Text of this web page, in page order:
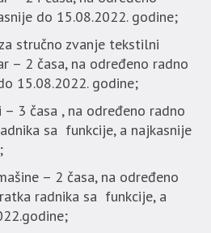
do 15.08.2022. godine;
stručno zvanje tekstilni
– 2 časa, na određeno radno
15.08.2022. godine;
3 časa , na određeno radno
sa funkcije, a najkasnije
– 2 časa, na određeno
radnika sa funkcije, a